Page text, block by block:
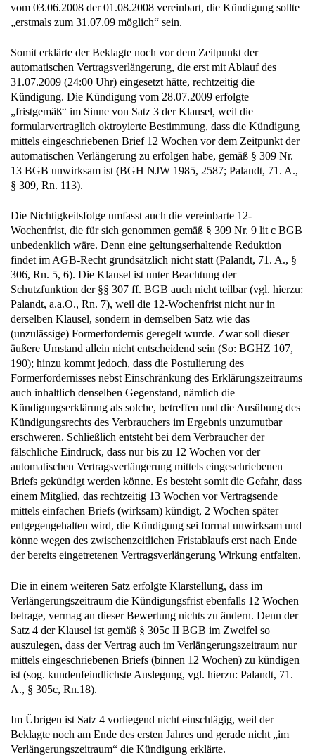
vom 03.06.2008 der 01.08.2008 vereinbart, die Kündigung sollte
„erstmals zum 31.07.09 möglich“ sein.
Somit erklärte der Beklagte noch vor dem Zeitpunkt der
automatischen Vertragsverlängerung, die erst mit Ablauf des
31.07.2009 (24:00 Uhr) eingesetzt hätte, rechtzeitig die
Kündigung. Die Kündigung vom 28.07.2009 erfolgte
„fristgemäß“ im Sinne von Satz 3 der Klausel, weil die
formularvertraglich oktroyierte Bestimmung, dass die Kündigung
mittels eingeschriebenen Brief 12 Wochen vor dem Zeitpunkt der
automatischen Verlängerung zu erfolgen habe, gemäß § 309 Nr.
13 BGB unwirksam ist (BGH NJW 1985, 2587; Palandt, 71. A.,
§ 309, Rn. 113).
Die Nichtigkeitsfolge umfasst auch die vereinbarte 12-
Wochenfrist, die für sich genommen gemäß § 309 Nr. 9 lit c BGB
unbedenklich wäre. Denn eine geltungserhaltende Reduktion
findet im AGB-Recht grundsätzlich nicht statt (Palandt, 71. A., §
306, Rn. 5, 6). Die Klausel ist unter Beachtung der
Schutzfunktion der §§ 307 ff. BGB auch nicht teilbar (vgl. hierzu:
Palandt, a.a.O., Rn. 7), weil die 12-Wochenfrist nicht nur in
derselben Klausel, sondern in demselben Satz wie das
(unzulässige) Formerfordernis geregelt wurde. Zwar soll dieser
äußere Umstand allein nicht entscheidend sein (So: BGHZ 107,
190); hinzu kommt jedoch, dass die Postulierung des
Formerfordernisses nebst Einschränkung des Erklärungszeitraums
auch inhaltlich denselben Gegenstand, nämlich die
Kündigungserklärung als solche, betreffen und die Ausübung des
Kündigungsrechts des Verbrauchers im Ergebnis unzumutbar
erschweren. Schließlich entsteht bei dem Verbraucher der
fälschliche Eindruck, dass nur bis zu 12 Wochen vor der
automatischen Vertragsverlängerung mittels eingeschriebenen
Briefs gekündigt werden könne. Es besteht somit die Gefahr, dass
einem Mitglied, das rechtzeitig 13 Wochen vor Vertragsende
mittels einfachen Briefs (wirksam) kündigt, 2 Wochen später
entgegengehalten wird, die Kündigung sei formal unwirksam und
könne wegen des zwischenzeitlichen Fristablaufs erst nach Ende
der bereits eingetretenen Vertragsverlängerung Wirkung entfalten.
Die in einem weiteren Satz erfolgte Klarstellung, dass im
Verlängerungszeitraum die Kündigungsfrist ebenfalls 12 Wochen
betrage, vermag an dieser Bewertung nichts zu ändern. Denn der
Satz 4 der Klausel ist gemäß § 305c II BGB im Zweifel so
auszulegen, dass der Vertrag auch im Verlängerungszeitraum nur
mittels eingeschriebenen Briefs (binnen 12 Wochen) zu kündigen
ist (sog. kundenfeindlichste Auslegung, vgl. hierzu: Palandt, 71.
A., § 305c, Rn.18).
Im Übrigen ist Satz 4 vorliegend nicht einschlägig, weil der
Beklagte noch am Ende des ersten Jahres und gerade nicht „im
Verlängerungszeitraum“ die Kündigung erklärte.